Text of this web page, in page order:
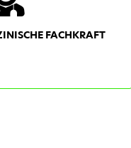
FACHKRAFT